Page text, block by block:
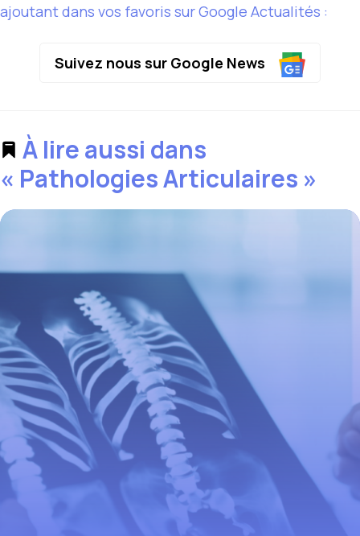
ajoutant dans vos favoris sur Google Actualités :
Suivez nous sur Google News
À lire aussi dans
« Pathologies Articulaires »